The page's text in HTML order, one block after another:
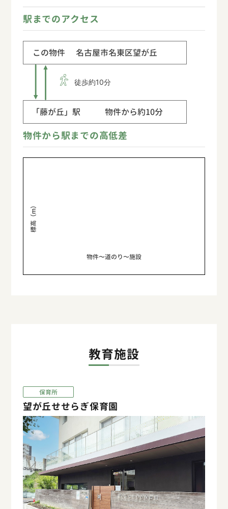
駅までのアクセス
この物件 名古屋市名東区望が丘
徒歩約10分
「藤が丘」駅 物件から約10分
物件から駅までの高低差
標高（m）
物件〜道のり〜施設
教育施設
保育所
望が丘せせらぎ保育園